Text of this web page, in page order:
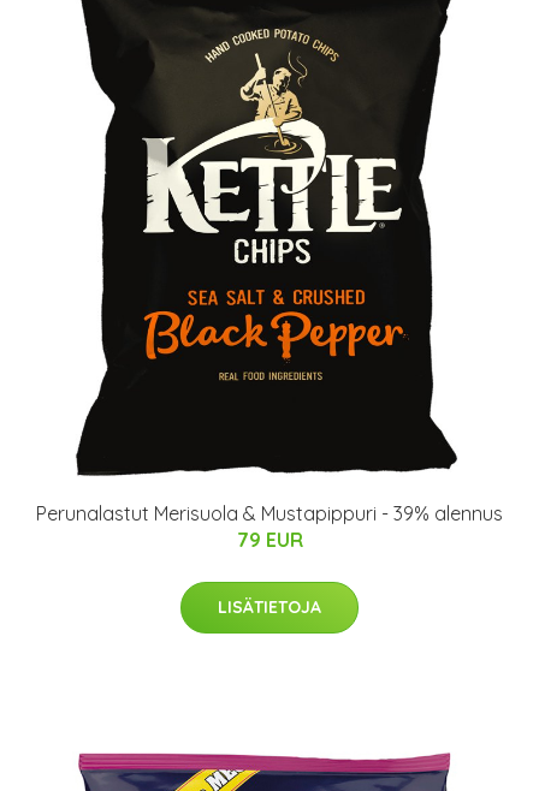
Perunalastut Merisuola & Mustapippuri - 39% alennus
79 EUR
LISÄTIETOJA